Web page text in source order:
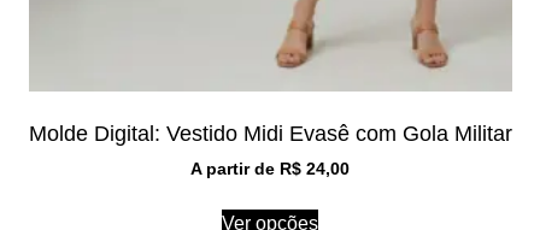
Molde Digital: Vestido Midi Evasê com Gola Militar
A partir de R$ 24,00
Ver opções